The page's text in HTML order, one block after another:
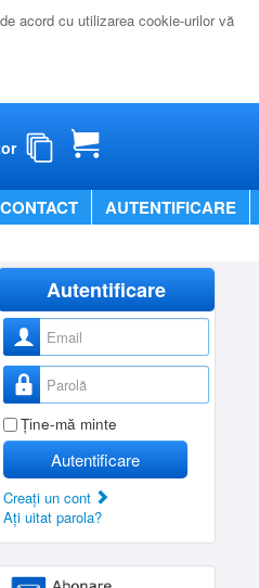
acord cu utilizarea cookie-urilor vă
CONTACT AUTENTIFICARE
Autentificare
Nume utilizator
Parolă
Ţine-mă minte
Autentificare
Creaţi un cont
Aţi uitat parola?